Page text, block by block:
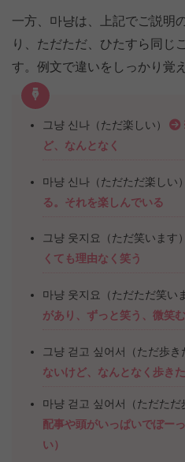
一方、마냥は、上記でご説明
り、ただただ、ひたすら同じ
す。例文で違いをしっかり覚
그냥 신나（ただ楽しい）
ど、なんとなく
마냥 신나（ただただ楽しい）
る。それを楽しんでいる
그냥 웃지요（ただ笑います）
くても理由なく笑う
마냥 웃지요（ただただ笑い
があり、ずっと笑う、微笑む
그냥 걷고 싶어서（ただ歩き
ないけど、なんとなく歩き
마냥 걷고 싶어서（ただただ
配事や頭がいっぱいでぼー
い）